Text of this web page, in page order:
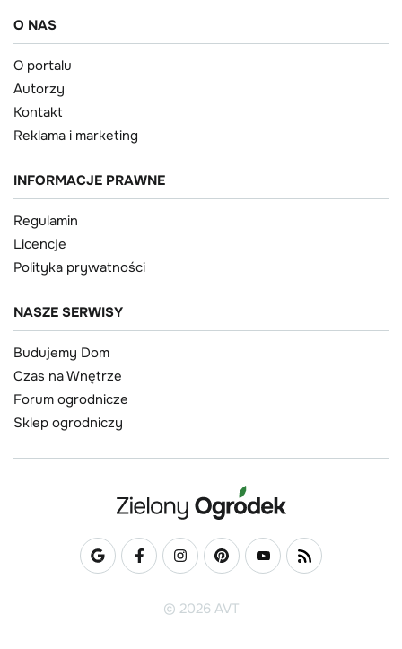
O NAS
O portalu
Autorzy
Kontakt
Reklama i marketing
INFORMACJE PRAWNE
Regulamin
Licencje
Polityka prywatności
NASZE SERWISY
Budujemy Dom
Czas na Wnętrze
Forum ogrodnicze
Sklep ogrodniczy
© 2026 AVT